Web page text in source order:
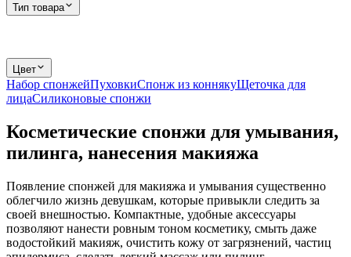
Тип товара
Цвет
Набор спонжейПуховкиСпонж из коннякуЩеточка для
лицаСиликоновые спонжи
Косметические спонжи для умывания,
пилинга, нанесения макияжа
Появление спонжей для макияжа и умывания существенно
облегчило жизнь девушкам, которые привыкли следить за
своей внешностью. Компактные, удобные аксессуары
позволяют нанести ровным тоном косметику, смыть даже
водостойкий макияж, очистить кожу от загрязнений, частиц